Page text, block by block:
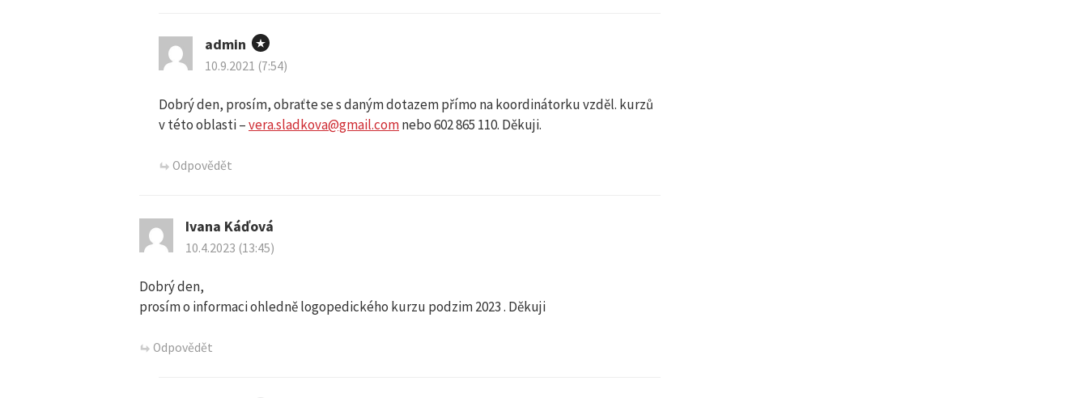
admin
10.9.2021 (7:54)
Dobrý den, prosím, obraťte se s daným dotazem přímo na koordinátorku vzděl. kurzů
v této oblasti –vera.sladkova@gmail.comnebo 602 865 110. Děkuji.
Odpovědět
Ivana Káďová
10.4.2023 (13:45)
Dobrý den,
prosím o informaci ohledně logopedického kurzu podzim 2023 . Děkuji
Odpovědět